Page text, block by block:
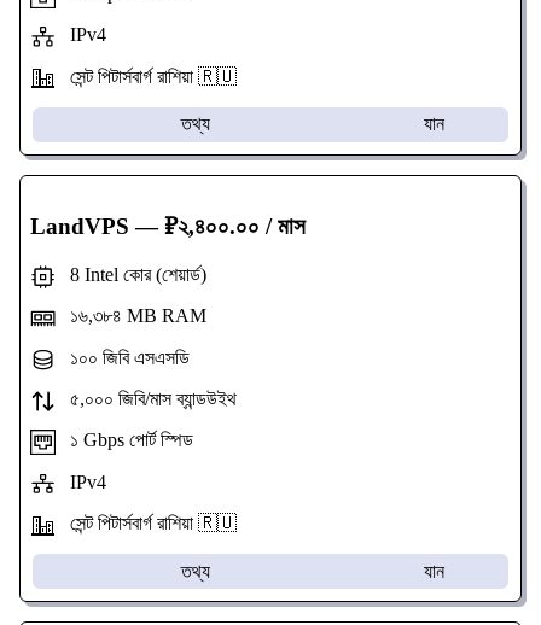
IPv4
সেন্ট পিটার্সবার্গ রাশিয়া 🇷🇺
তথ্য যান
LandVPS — ₽২,৪০০.০০ / মাস
8 Intel কোর (শেয়ার্ড)
১৬,৩৮৪ MB RAM
১০০ জিবি এসএসডি
৫,০০০ জিবি/মাস ব্যান্ডউইথ
১ Gbps পোর্ট স্পিড
IPv4
সেন্ট পিটার্সবার্গ রাশিয়া 🇷🇺
তথ্য যান